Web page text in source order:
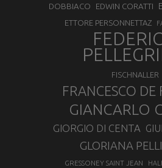
DOBBIACO EDWIN CORATTI
ETTORE PERSONNETTAZ
FISCHNALLER
FRANCESCO DE
GIANCARLO
GIORGIO DI CENTA
GLORIANA
GRESSONEY SAINT JEAN